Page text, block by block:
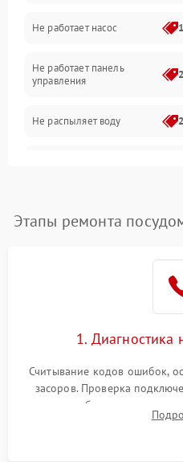
Вода
Гигиена
Программное обеспечение
Не работает насос
Не работает панель
управления
Не распыляет воду
воды
Проблемы с
Этапы ремонта
1. Диагностика
Считывание кодов ошибок,
засоров. Проверка
жалоб на отсутствие
разбрызгивателей или